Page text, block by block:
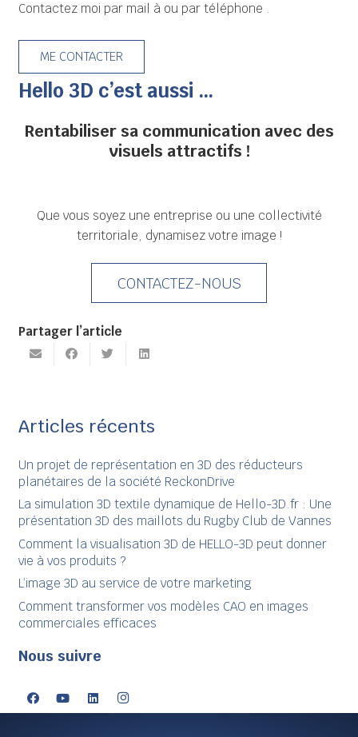
Contactez moi par mail à ou par téléphone .
ME CONTACTER
Hello 3D c’est aussi …
Rentabiliser sa communication avec des
visuels attractifs !
Que vous soyez une entreprise ou une collectivité
territoriale, dynamisez votre image !
CONTACTEZ-NOUS
Partager l’article
Articles récents
Un projet de représentation en 3D des réducteurs
planétaires de la société ReckonDrive
La simulation 3D textile dynamique de Hello-3D.fr : Une
présentation 3D des maillots du Rugby Club de Vannes
Comment la visualisation 3D de HELLO-3D peut donner
vie à vos produits ?
L’image 3D au service de votre marketing
Comment transformer vos modèles CAO en images
commerciales efficaces
Nous suivre